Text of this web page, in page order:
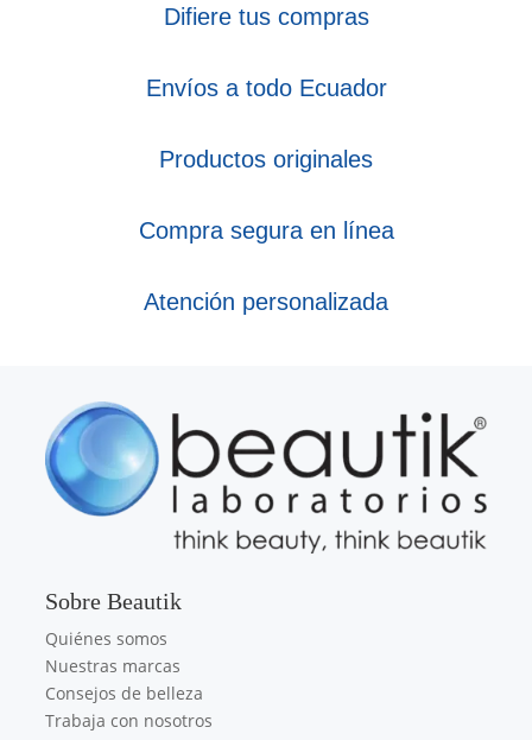
Difiere tus compras
Envíos a todo Ecuador
Productos originales
Compra segura en línea
Atención personalizada
Sobre Beautik
Quiénes somos
Nuestras marcas
Consejos de belleza
Trabaja con nosotros